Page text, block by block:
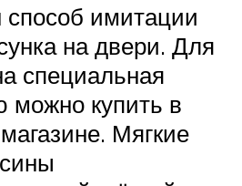
имитации
на двери. Для
специальная
можно купить в
Мягкие